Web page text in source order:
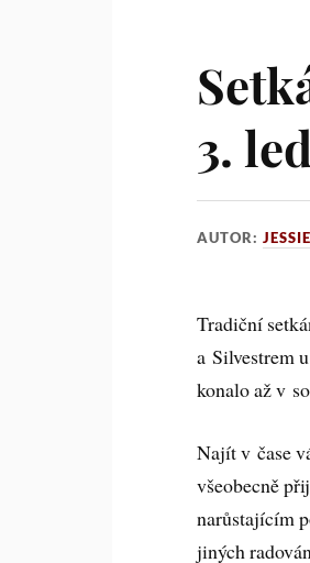
3.
AUTOR:JESSIE
Tradiční
a Silvestrem
konalo až v
Najít v čase
všeobecně
narůstajícím
jiných